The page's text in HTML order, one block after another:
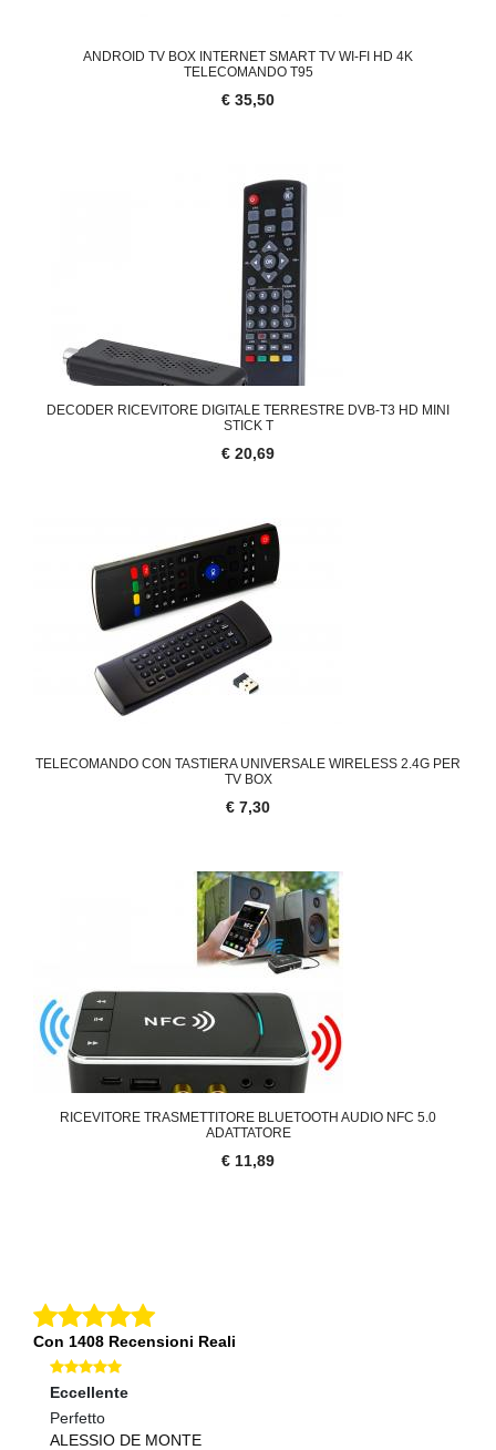
ANDROID TV BOX INTERNET SMART TV WI-FI HD 4K
TELECOMANDO T95
€ 35,50
DECODER RICEVITORE DIGITALE TERRESTRE DVB-T3 HD MINI
STICK T
€ 20,69
TELECOMANDO CON TASTIERA UNIVERSALE WIRELESS 2.4G PER
TV BOX
€ 7,30
RICEVITORE TRASMETTITORE BLUETOOTH AUDIO NFC 5.0
ADATTATORE
€ 11,89
Con 1408 Recensioni Reali
Eccellente
Perfetto
ALESSIO DE MONTE